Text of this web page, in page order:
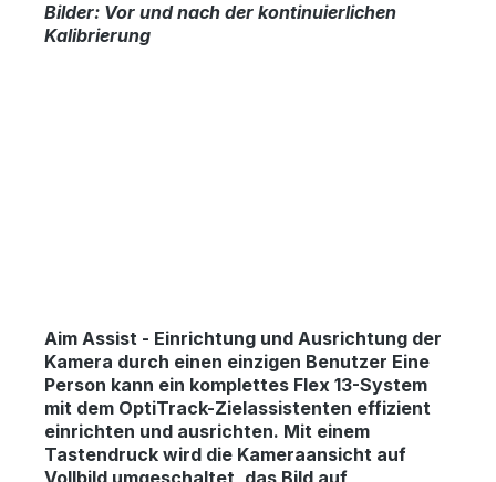
Bilder: Vor und nach der kontinuierlichen
Kalibrierung
Aim Assist - Einrichtung und Ausrichtung der
Kamera durch einen einzigen Benutzer Eine
Person kann ein komplettes Flex 13-System
mit dem OptiTrack-Zielassistenten effizient
einrichten und ausrichten. Mit einem
Tastendruck wird die Kameraansicht auf